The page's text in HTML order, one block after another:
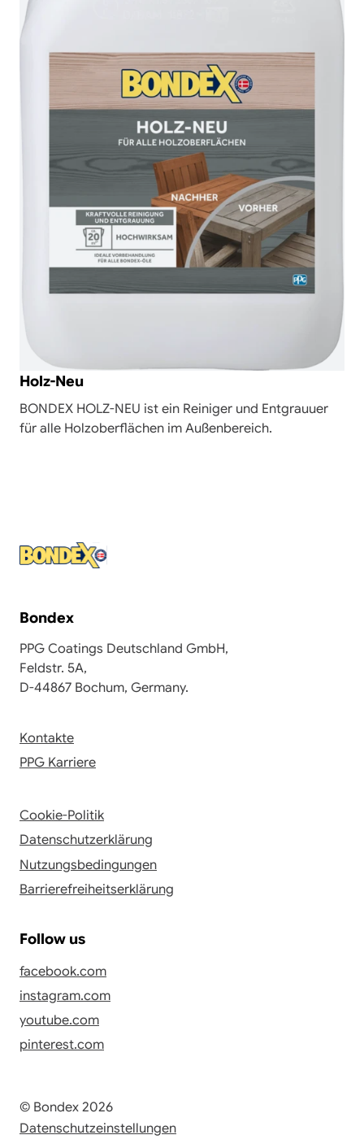
Holz-Neu
BONDEX HOLZ-NEU ist ein Reiniger und Entgrauuer
für alle Holzoberflächen im Außenbereich.
Bondex
PPG Coatings Deutschland GmbH,
Feldstr. 5A,
D-44867 Bochum, Germany.
Kontakte
PPG Karriere
Cookie-Politik
Datenschutzerklärung
Nutzungsbedingungen
Barrierefreiheitserklärung
Follow us
facebook.com
instagram.com
youtube.com
pinterest.com
© Bondex 2026
Datenschutzeinstellungen